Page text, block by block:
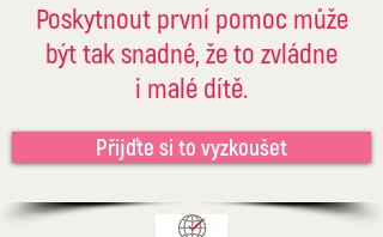
Poskytnout první pomoc může
být tak snadné, že to zvládne
i malé dítě.
Přijďte si to vyzkoušet